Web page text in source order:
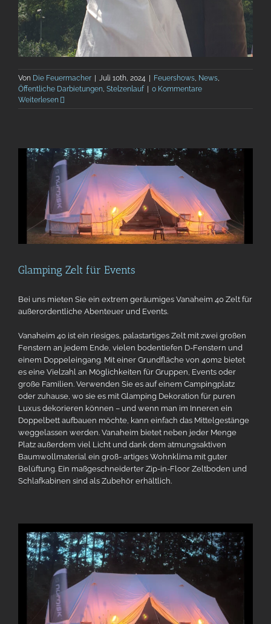
Von Die Feuermacher Juli 10th, 2024 Feuershows, News,
Öffentliche Darbietungen, Stelzenlauf
0 Kommentare
Weiterlesen
Glamping Zelt für Events
Bei uns mieten Sie ein extrem geräumiges Vanaheim 40 Zelt für
außerordentliche Abenteuer und Events.
Vanaheim 40 ist ein riesiges, palastartiges Zelt mit zwei großen
Fenstern an jedem Ende, vielen bodentiefen D-Fenstern und
einem Doppeleingang. Mit einer Grundfläche von 40m2 bietet
es eine Vielzahl an Möglichkeiten für Gruppen, Events oder
große Familien. Verwenden Sie es auf einem Campingplatz
oder zuhause, wo sie es mit Glamping Dekoration für puren
Luxus dekorieren können – und wenn man im Inneren ein
Doppelbett aufbauen möchte, kann einfach das Mittelgestänge
weggelassen werden. Vanaheim bietet neben jeder Menge
Platz außerdem viel Licht und dank dem atmungsaktiven
Baumwollmaterial ein groß- artiges Wohnklima mit guter
Belüftung. Ein maßgeschneiderter Zip-in-Floor Zeltboden und
Schlafkabinen sind als Zubehör erhältlich.